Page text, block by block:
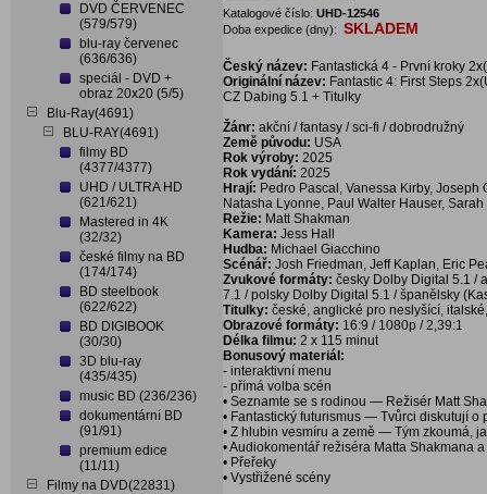
DVD ČERVENEC
(579/579)
blu-ray červenec
(636/636)
speciál - DVD +
obraz 20x20 (5/5)
Blu-Ray(4691)
BLU-RAY(4691)
filmy BD
(4377/4377)
UHD / ULTRA HD
(621/621)
Mastered in 4K
(32/32)
české filmy na BD
(174/174)
BD steelbook
(622/622)
BD DIGIBOOK
(30/30)
3D blu-ray
(435/435)
music BD (236/236)
dokumentární BD
(91/91)
premium edice
(11/11)
Filmy na DVD(22831)
Katalogové číslo: UHD-12546
Doba expedice (dny): SKLADEM
Český název: Fantastická 4 - První kroky
Originální název: Fantastic 4: First Steps
CZ Dabing 5.1 + Titulky
Žánr: akční / fantasy / sci-fi / dobrodružný
Země původu: USA
Rok výroby: 2025
Rok vydání: 2025
Hrají: Pedro Pascal, Vanessa Kirby,
Natasha Lyonne, Paul Walter Hauser,
Režie: Matt Shakman
Kamera: Jess Hall
Hudba: Michael Giacchino
Scénář: Josh Friedman, Jeff Kaplan, Eric
Zvukové formáty: česky Dolby Digital 5.1 /
7.1 / polsky Dolby Digital 5.1 / španělsky
Titulky: české, anglické pro neslyšící,
Obrazové formáty: 16:9 / 1080p / 2,39:1
Délka filmu: 2 x 115 minut
Bonusový materiál:
- interaktivní menu
- přímá volba scén
• Seznamte se s rodinou — Režisér Matt
• Fantastický futurismus — Tvůrci diskutují o
• Z hlubin vesmíru a země — Tým zkoumá,
• Audiokomentář režiséra Matta Shakmana
• Přeřeky
• Vystřižené scény